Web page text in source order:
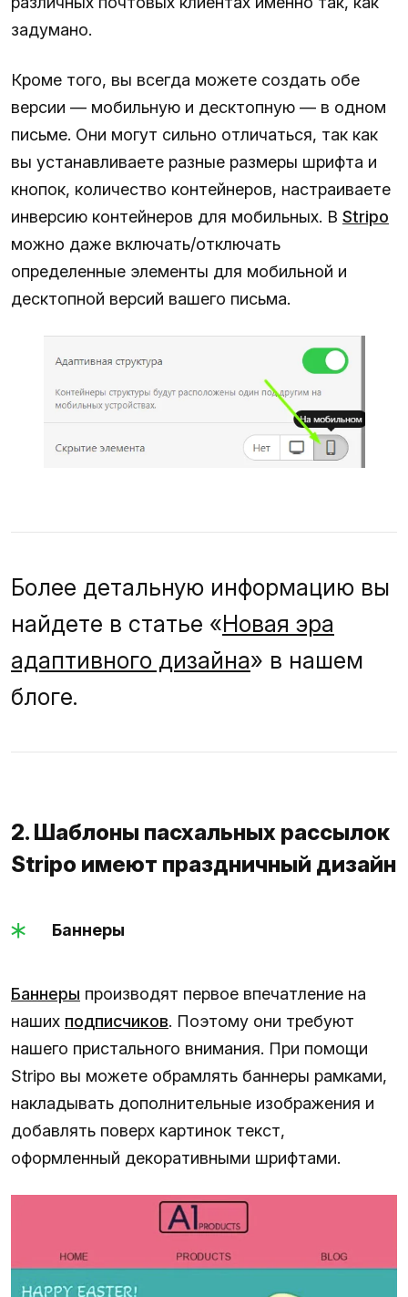
задумано.
Кроме того, вы всегда можете создать обе
версии — мобильную и десктопную — в одном
письме. Они могут сильно отличаться, так как
вы устанавливаете разные размеры шрифта и
кнопок, количество контейнеров, настраиваете
инверсию контейнеров для мобильных. В Stripo
можно даже включать/отключать
определенные элементы для мобильной и
десктопной версий вашего письма.
Более детальную информацию вы
найдете в статье «Новая эра
адаптивного дизайна» в нашем
блоге.
2. Шаблоны пасхальных рассылок
Stripo имеют праздничный дизайн
Баннеры
Баннеры производят первое впечатление на
наших подписчиков. Поэтому они требуют
нашего пристального внимания. При помощи
Stripo вы можете обрамлять баннеры рамками,
накладывать дополнительные изображения и
добавлять поверх картинок текст,
оформленный декоративными шрифтами.